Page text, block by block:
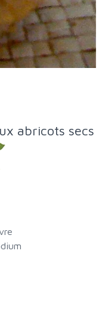
abricots secs